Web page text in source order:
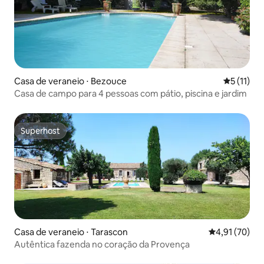
Casa de veraneio ⋅ Bezouce 5 de uma
5 (11)
Casa de campo para 4 pessoas com pátio, piscina e jardim
Superhost
Superhost
Casa de veraneio ⋅ Tarascon 4,91 de uma
4,91 (70)
Autêntica fazenda no coração da Provença